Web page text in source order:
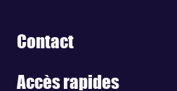
Contact
Accès rapides